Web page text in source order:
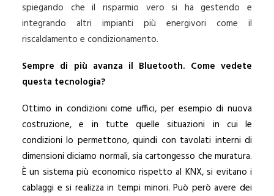
spiegando che il risparmio vero si ha gestendo e
integrando altri impianti più energivori come il
riscaldamento e condizionamento.
Sempre di più avanza il Bluetooth. Come vedete
questa tecnologia?
Ottimo in condizioni come uffici, per esempio di nuova
costruzione, e in tutte quelle situazioni in cui le
condizioni lo permettono, quindi con tavolati interni di
dimensioni diciamo normali, sia cartongesso che muratura.
È un sistema più economico rispetto al KNX, si evitano i
cablaggi e si realizza in tempi minori. Può però avere dei